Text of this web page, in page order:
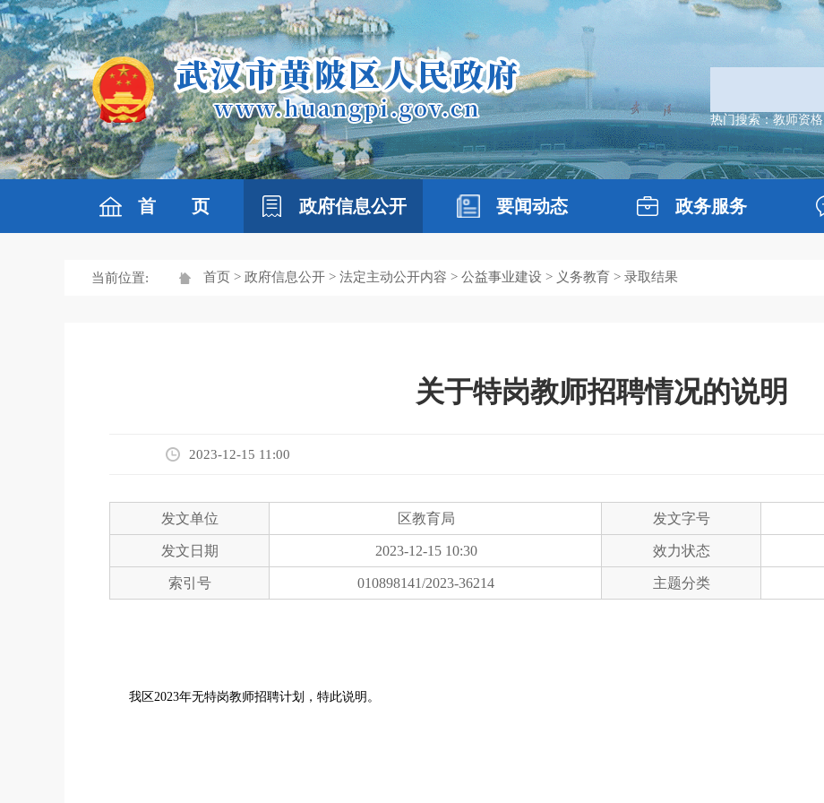
热门搜索：教师资格
首 页 政府信息公开 要闻动态 政务服务
当前位置: 首页 > 政府信息公开 > 法定主动公开内容 > 公益事业建设 > 义务教育 > 录取结果
关于特岗教师招聘情况的说明
2023-12-15 11:00
发文单位 区教育局 发文字号
发文日期 2023-12-15 10:30 效力状态
索引号 010898141/2023-36214 主题分类
我区2023年无特岗教师招聘计划，特此说明。